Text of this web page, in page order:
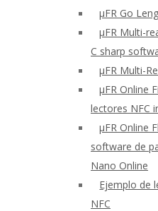
μFR Go
μFR Multi-
C sharp
μFR Multi-
μFR Online
lectores NFC
μFR Online
software de
Nano Online
Ejemplo de
NFC